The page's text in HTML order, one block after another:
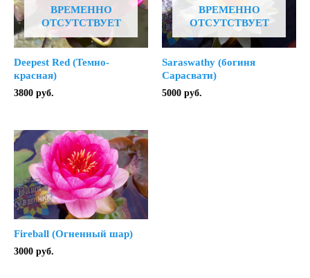
ВРЕМЕННО
ОТСУТСТВУЕТ
Deepest Red (Темно-
красная)
3800 руб.
ВРЕМЕННО
ОТСУТСТВУЕТ
Saraswathy (богиня
Сарасвати)
5000 руб.
Fireball (Огненный шар)
3000 руб.